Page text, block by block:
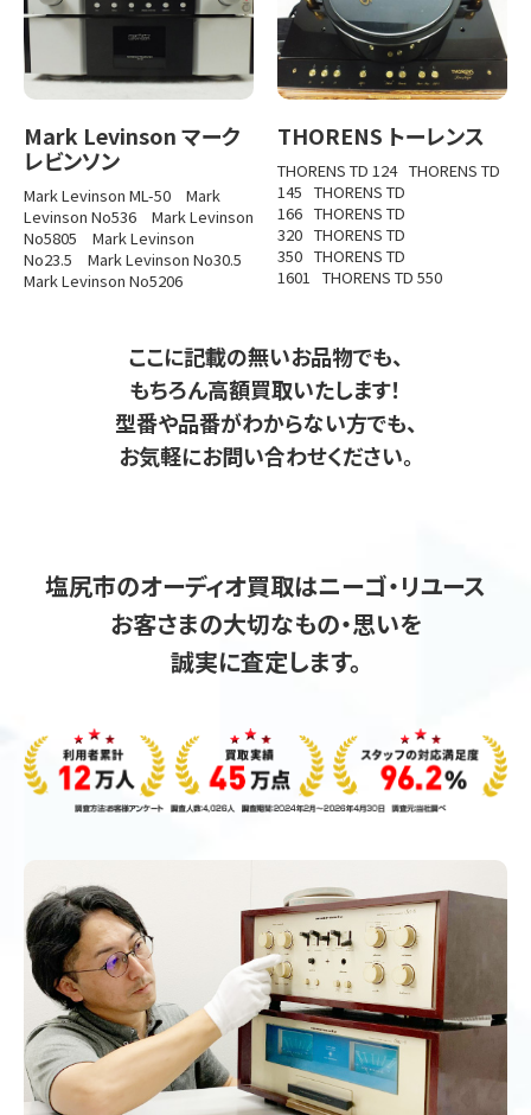
Mark Levinson マーク
レビンソン
Mark Levinson ML-50
Mark
Levinson No536
Mark Levinson
No5805
Mark Levinson
No23.5
Mark Levinson No30.5
Mark Levinson No5206
THORENS トーレンス
THORENS TD 124 THORENS TD
145 THORENS TD
166 THORENS TD
320 THORENS TD
350 THORENS TD
1601 THORENS TD 550
ここに記載の無いお品物でも、
もちろん高額買取いたします！
型番や品番がわからない方でも、
お気軽にお問い合わせください。
塩尻市のオーディオ買取はニーゴ・リユース
お客さまの大切なもの・思いを
誠実に査定します。